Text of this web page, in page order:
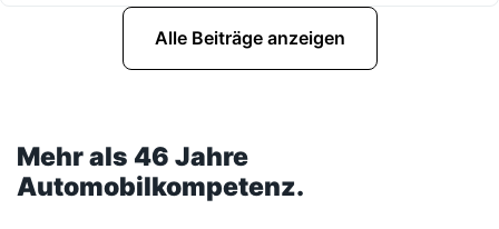
Alle Beiträge anzeigen
Mehr als 46 Jahre
Automobilkompetenz.